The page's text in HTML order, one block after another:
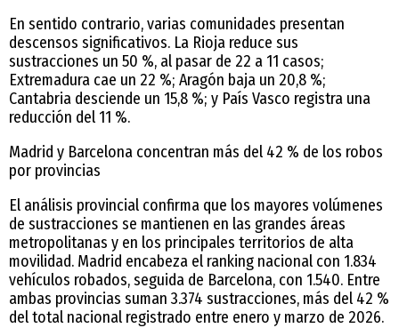
En sentido contrario, varias comunidades presentan
descensos significativos. La Rioja reduce sus
sustracciones un 50 %, al pasar de 22 a 11 casos;
Extremadura cae un 22 %; Aragón baja un 20,8 %;
Cantabria desciende un 15,8 %; y País Vasco registra una
reducción del 11 %.
Madrid y Barcelona concentran más del 42 % de los robos
por provincias
El análisis provincial confirma que los mayores volúmenes
de sustracciones se mantienen en las grandes áreas
metropolitanas y en los principales territorios de alta
movilidad. Madrid encabeza el ranking nacional con 1.834
vehículos robados, seguida de Barcelona, con 1.540. Entre
ambas provincias suman 3.374 sustracciones, más del 42 %
del total nacional registrado entre enero y marzo de 2026.